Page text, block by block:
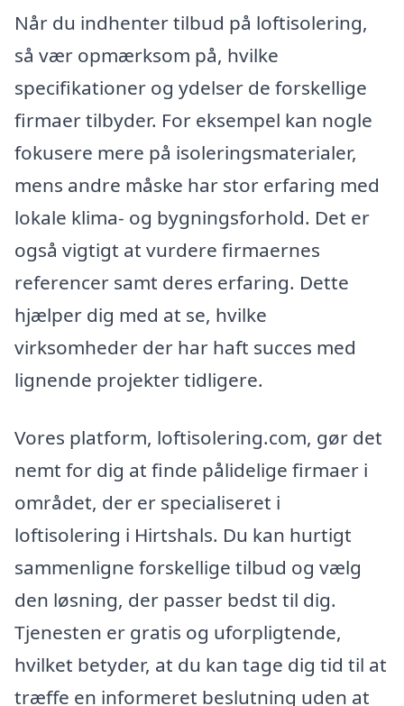
Når du indhenter tilbud på loftisolering,
så vær opmærksom på, hvilke
specifikationer og ydelser de forskellige
firmaer tilbyder. For eksempel kan nogle
fokusere mere på isoleringsmaterialer,
mens andre måske har stor erfaring med
lokale klima- og bygningsforhold. Det er
også vigtigt at vurdere firmaernes
referencer samt deres erfaring. Dette
hjælper dig med at se, hvilke
virksomheder der har haft succes med
lignende projekter tidligere.
Vores platform, loftisolering.com, gør det
nemt for dig at finde pålidelige firmaer i
området, der er specialiseret i
loftisolering i Hirtshals. Du kan hurtigt
sammenligne forskellige tilbud og vælg
den løsning, der passer bedst til dig.
Tjenesten er gratis og uforpligtende,
hvilket betyder, at du kan tage dig tid til at
træffe en informeret beslutning uden at